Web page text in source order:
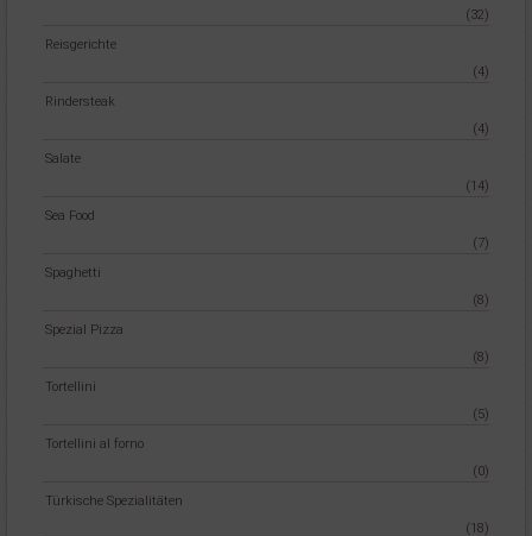
(32)
Reisgerichte
(4)
Rindersteak
(4)
Salate
(14)
Sea Food
(7)
Spaghetti
(8)
Spezial Pizza
(8)
Tortellini
(5)
Tortellini al forno
(0)
Türkische Spezialitäten
(18)